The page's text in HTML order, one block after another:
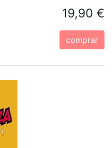
19,90 €
comprar